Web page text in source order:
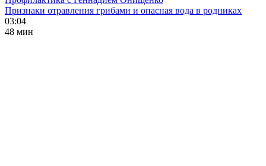
Признаки отравления грибами и опасная вода в родниках
03:04
48 мин